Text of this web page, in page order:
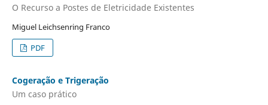
O Recurso a Postes de Eletricidade Existentes
Miguel Leichsenring Franco
PDF
Cogeração e Trigeração
Um caso prático